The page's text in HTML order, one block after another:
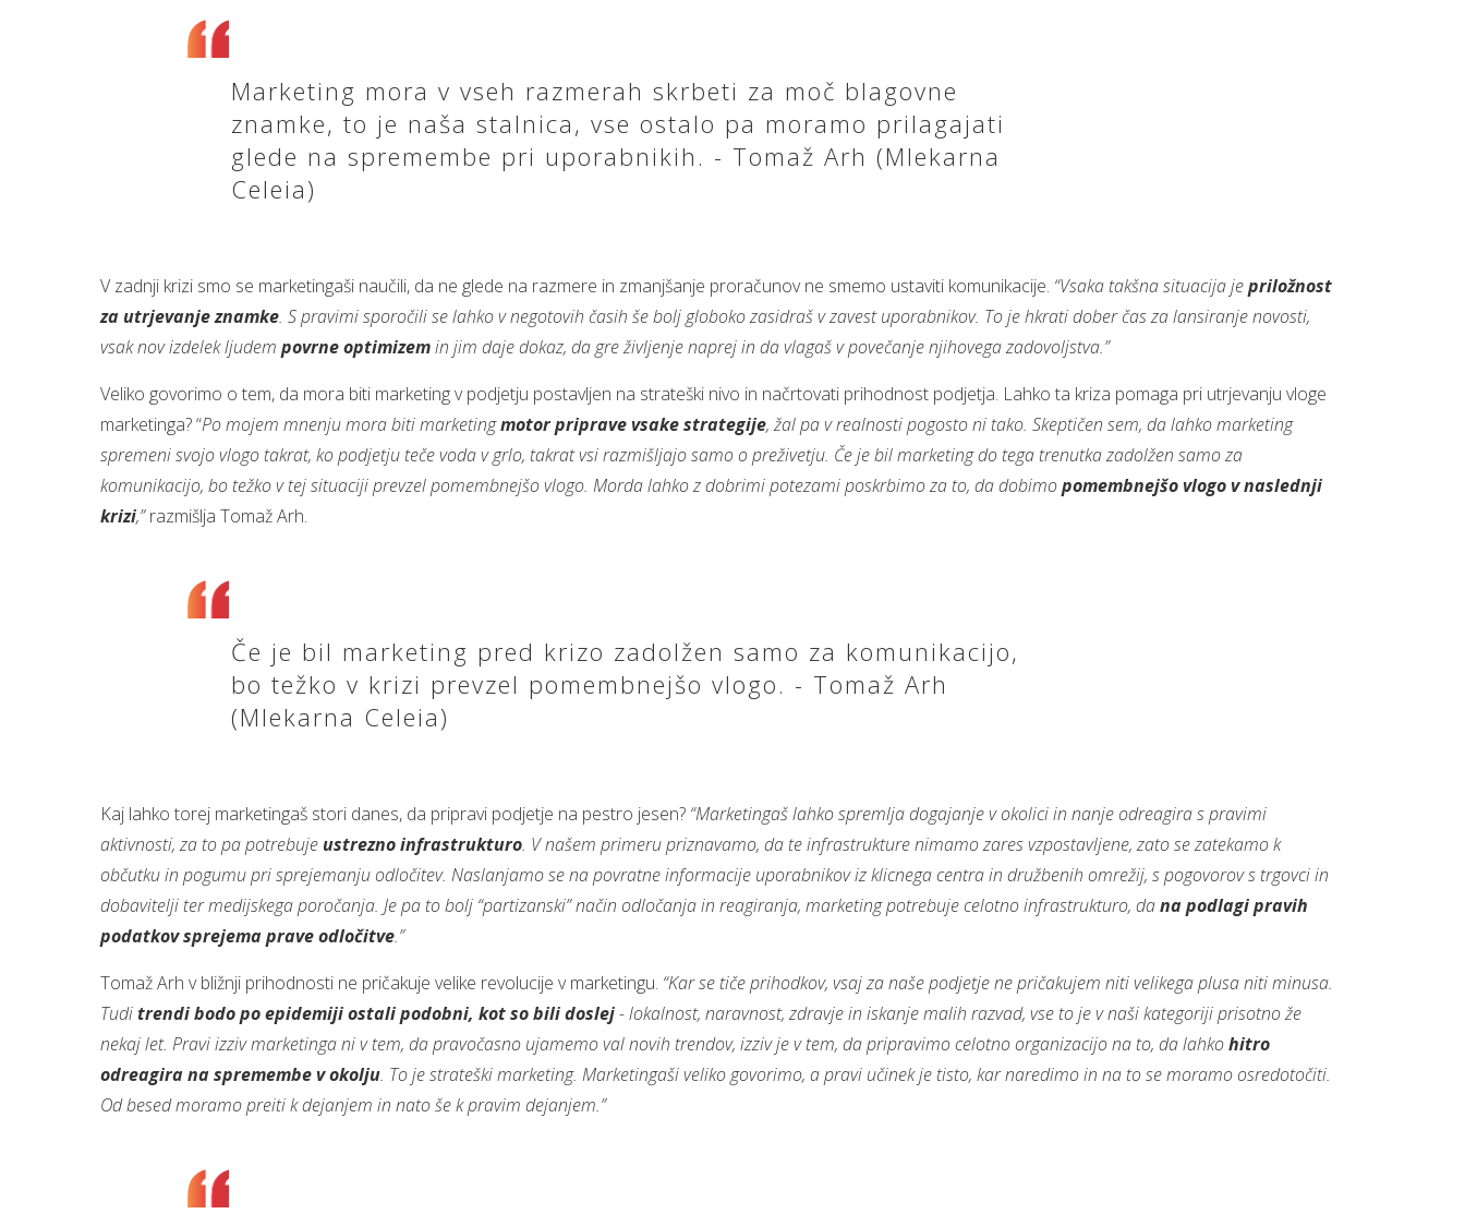
Marketing mora v vseh razmerah skrbeti za moč blagovne
znamke, to je naša stalnica, vse ostalo pa moramo prilagajati
glede na spremembe pri uporabnikih. - Tomaž Arh (Mlekarna
Celeia)
V zadnji krizi smo se marketingaši naučili, da ne glede na razmere in zmanjšanje proračunov ne smemo ustaviti komunikacije. “Vsaka takšna situacija jepriložnost
za utrjevanje znamke. S pravimi sporočili se lahko v negotovih časih še bolj globoko zasidraš v zavest uporabnikov. To je hkrati dober čas za lansiranje novosti,
vsak nov izdelek ljudem povrne optimizemin jim daje dokaz, da gre življenje naprej in da vlagaš v povečanje njihovega zadovoljstva.”
Veliko govorimo o tem, da mora biti marketing v podjetju postavljen na strateški nivo in načrtovati prihodnost podjetja. Lahko ta kriza pomaga pri utrjevanju vloge
marketinga? “Po mojem mnenju mora biti marketingmotor priprave vsake strategije, žal pa v realnosti pogosto ni tako. Skeptičen sem, da lahko marketing
spremeni svojo vlogo takrat, ko podjetju teče voda v grlo, takrat vsi razmišljajo samo o preživetju. Če je bil marketing do tega trenutka zadolžen samo za
komunikacijo, bo težko v tej situaciji prevzel pomembnejšo vlogo. Morda lahko z dobrimi potezami poskrbimo za to, da dobimopomembnejšo vlogo v naslednji
krizi,”razmišlja Tomaž Arh.
Če je bil marketing pred krizo zadolžen samo za komunikacijo,
bo težko v krizi prevzel pomembnejšo vlogo. - Tomaž Arh
(Mlekarna Celeia)
Kaj lahko torej marketingaš stori danes, da pripravi podjetje na pestro jesen? “Marketingaš lahko spremlja dogajanje v okolici in nanje odreagira s pravimi
aktivnosti, za to pa potrebuje ustrezno infrastrukturo. V našem primeru priznavamo, da te infrastrukture nimamo zares vzpostavljene, zato se zatekamo k
občutku in pogumu pri sprejemanju odločitev. Naslanjamo se na povratne informacije uporabnikov iz klicnega centra in družbenih omrežij, s pogovorov s trgovci in
dobavitelji ter medijskega poročanja. Je pa to bolj “partizanski” način odločanja in reagiranja, marketing potrebuje celotno infrastrukturo, dana podlagi pravih
podatkov sprejema prave odločitve.”
Tomaž Arh v bližnji prihodnosti ne pričakuje velike revolucije v marketingu. “Kar se tiče prihodkov, vsaj za naše podjetje ne pričakujem niti velikega plusa niti minusa.
Tuditrendi bodo po epidemiji ostali podobni, kot so bili doslej- lokalnost, naravnost, zdravje in iskanje malih razvad, vse to je v naši kategoriji prisotno že
nekaj let. Pravi izziv marketinga ni v tem, da pravočasno ujamemo val novih trendov, izziv je v tem, da pripravimo celotno organizacijo na to, da lahkohitro
odreagira na spremembe v okolju. To je strateški marketing. Marketingaši veliko govorimo, a pravi učinek je tisto, kar naredimo in na to se moramo osredotočiti.
Od besed moramo preiti k dejanjem in nato še k pravim dejanjem.”